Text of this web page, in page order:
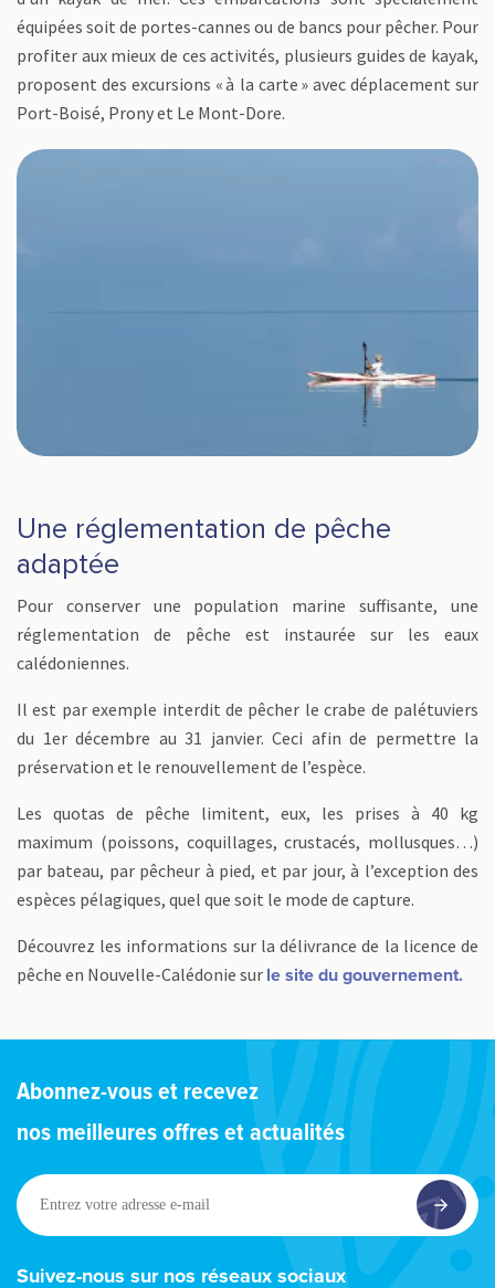
équipées soit de portes-cannes ou de bancs pour pêcher. Pour
profiter aux mieux de ces activités, plusieurs guides de kayak,
proposent des excursions « à la carte » avec déplacement sur
Port-Boisé, Prony et Le Mont-Dore.
Une réglementation de pêche
adaptée
Pour conserver une population marine suffisante, une
réglementation de pêche est instaurée sur les eaux
calédoniennes.
Il est par exemple interdit de pêcher le crabe de palétuviers
du 1er décembre au 31 janvier. Ceci afin de permettre la
préservation et le renouvellement de l’espèce.
Les quotas de pêche limitent, eux, les prises à 40 kg
maximum (poissons, coquillages, crustacés, mollusques…)
par bateau, par pêcheur à pied, et par jour, à l’exception des
espèces pélagiques, quel que soit le mode de capture.
Découvrez les informations sur la délivrance de la licence de
pêche en Nouvelle-Calédonie sur le site du gouvernement.
Abonnez-vous et recevez
nos meilleures offres et actualités
Entrez
votre
adresse
e-
Suivez-nous sur nos réseaux sociaux